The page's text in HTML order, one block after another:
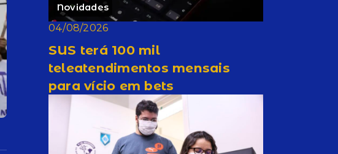
Novidades
04/08/2026
SUS terá 100 mil
teleatendimentos mensais
para vício em bets